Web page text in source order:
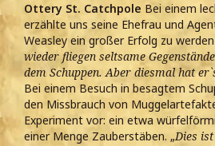
Ottery St. Catchpole Bei einem
erzählte uns seine Ehefrau und
Weasley ein großer Erfolg zu
wieder fliegen seltsame
dem Schuppen. Aber diesmal hat
Bei einem Besuch in besagtem
den Missbrauch von
Experiment vor: ein etwa
einer Menge Zauberstäben. „Dies